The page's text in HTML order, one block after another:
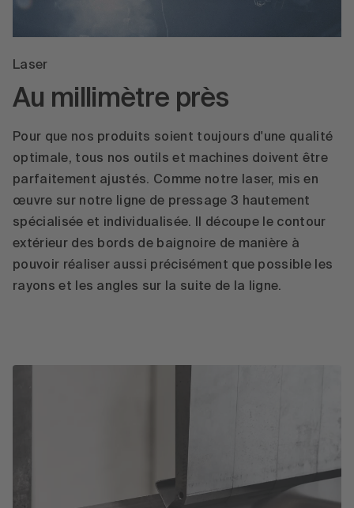
Laser
Au millimètre près
Pour que nos produits soient toujours d'une qualité
optimale, tous nos outils et machines doivent être
parfaitement ajustés. Comme notre laser, mis en
œuvre sur notre ligne de pressage 3 hautement
spécialisée et individualisée. Il découpe le contour
extérieur des bords de baignoire de manière à
pouvoir réaliser aussi précisément que possible les
rayons et les angles sur la suite de la ligne.